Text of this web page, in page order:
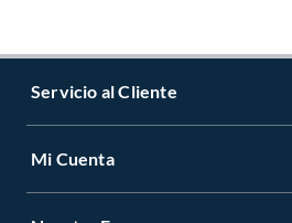
Servicio al Cliente
Contáctanos
Mi Cuenta